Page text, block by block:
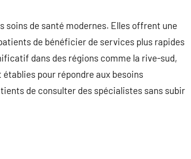
soins de santé modernes. Elles offrent une
de bénéficier de services plus rapides
dans des régions comme la rive-sud,
pour répondre aux besoins
de consulter des spécialistes sans subir